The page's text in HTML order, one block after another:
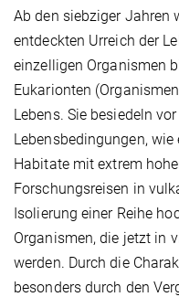
Ab den siebziger Jahren
entdeckten Urreich der
einzelligen Organismen
Eukarionten
Lebens. Sie besiedeln
Lebensbedingungen,
Habitate mit extrem
Forschungsreisen in
Isolierung einer Reihe
Organismen, die jetzt in
werden. Durch die
besonders durch den